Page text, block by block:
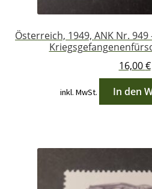
Österreich, 1949, ANK Nr.
16,00€
inkl. MwSt. In den